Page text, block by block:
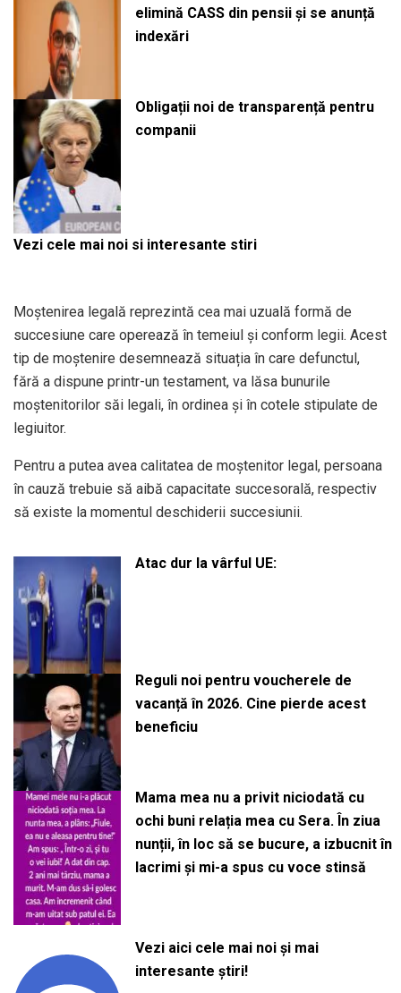
elimină CASS din pensii și se anunță
indexări
Obligații noi de transparență pentru
companii
Vezi cele mai noi si interesante stiri
Moștenirea legală reprezintă cea mai uzuală formă de
succesiune care operează în temeiul și conform legii. Acest
tip de moștenire desemnează situația în care defunctul,
fără a dispune printr-un testament, va lăsa bunurile
moștenitorilor săi legali, în ordinea și în cotele stipulate de
legiuitor.
Pentru a putea avea calitatea de moștenitor legal, persoana
în cauză trebuie să aibă capacitate succesorală, respectiv
să existe la momentul deschiderii succesiunii.
Atac dur la vârful UE:
Reguli noi pentru voucherele de
vacanță în 2026. Cine pierde acest
beneficiu
Mama mea nu a privit niciodată cu
ochi buni relația mea cu Sera. În ziua
nunții, în loc să se bucure, a izbucnit în
lacrimi și mi-a spus cu voce stinsă
Vezi aici cele mai noi și mai
interesante știri!